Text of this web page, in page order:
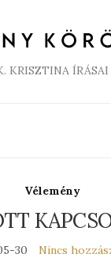
KRISZTINA ÍRÁSAI
Vélemény
30 Nincs